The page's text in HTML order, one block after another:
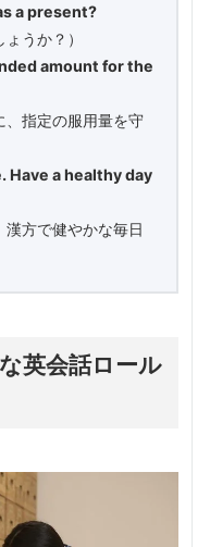
a present?
うか？）
amount for the
、指定の服用量を守
Have a healthy day
漢方で健やかな毎日
英会話ロール